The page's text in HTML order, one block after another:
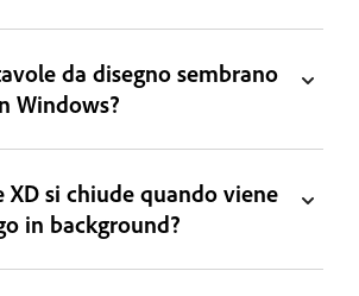
da disegno sembrano
Windows?
XD si chiude quando viene
in background?